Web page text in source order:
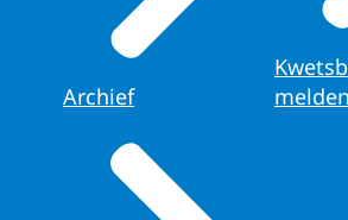
Archief